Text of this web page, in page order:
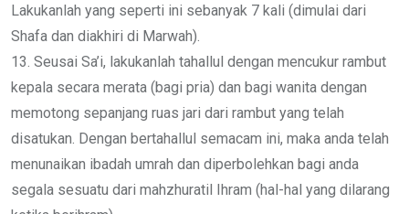
Lakukanlah yang seperti ini sebanyak 7 kali (dimulai dari
Shafa dan diakhiri di Marwah).
13. Seusai Sa’i, lakukanlah tahallul dengan mencukur rambut
kepala secara merata (bagi pria) dan bagi wanita dengan
memotong sepanjang ruas jari dari rambut yang telah
disatukan. Dengan bertahallul semacam ini, maka anda telah
menunaikan ibadah umrah dan diperbolehkan bagi anda
segala sesuatu dari mahzhuratil Ihram (hal-hal yang dilarang